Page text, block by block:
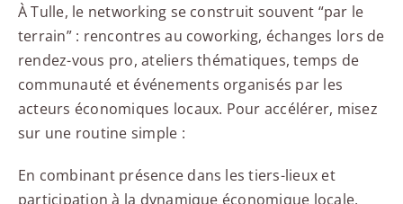
À Tulle, le networking se construit souvent “par le
terrain” : rencontres au coworking, échanges lors de
rendez-vous pro, ateliers thématiques, temps de
communauté et événements organisés par les
acteurs économiques locaux. Pour accélérer, misez
sur une routine simple :
En combinant présence dans les tiers-lieux et
participation à la dynamique économique locale,